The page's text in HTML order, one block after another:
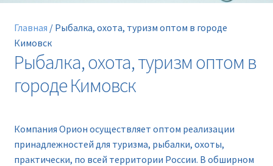
Доставка и оплата
Акции
Новинки
Контакты
Главная / Рыбалка, охота, туризм оптом в городе
Кимовск
Рыбалка, охота, туризм оптом в
городе Кимовск
Компания Орион осуществляет оптом реализации
принадлежностей для туризма, рыбалки, охоты,
практически, по всей территории России. В обширном